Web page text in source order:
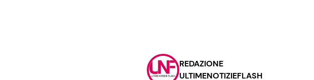
Contattaci
Pubblicità
REDAZIONE
ULTIMENOTIZIEFLASH